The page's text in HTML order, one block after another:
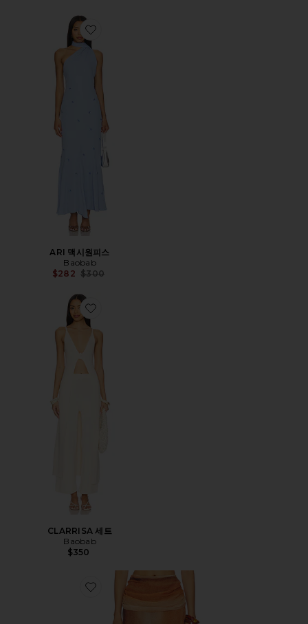
Favorite ARI 맥시원피스
ARI 맥시원피스
Baobab
$282 Previous price:
$300
Favorite CLARRISA 세트
CLARRISA 세트
Baobab
$350
Favorite SUMAQ 스커트